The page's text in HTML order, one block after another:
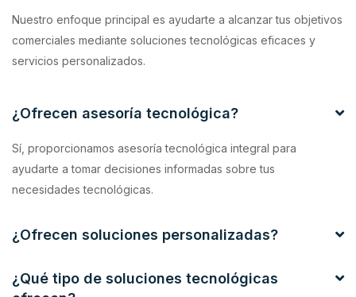
Nuestro enfoque principal es ayudarte a alcanzar tus objetivos
comerciales mediante soluciones tecnológicas eficaces y
servicios personalizados.
¿Ofrecen asesoría tecnológica?
Sí, proporcionamos asesoría tecnológica integral para
ayudarte a tomar decisiones informadas sobre tus
necesidades tecnológicas.
¿Ofrecen soluciones personalizadas?
¿Qué tipo de soluciones tecnológicas